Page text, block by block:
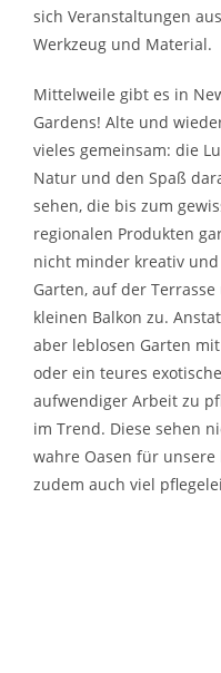
sich Veranstaltungen
Werkzeug und Material.
Mittelweile gibt es in
Gardens! Alte und
vieles gemeinsam: die
Natur und den Spaß
sehen, die bis zum
regionalen Produkten
nicht minder kreativ
Garten, auf der
kleinen Balkon zu.
aber leblosen Garten
oder ein teures
aufwendiger Arbeit zu
im Trend. Diese sehen
wahre Oasen für
zudem auch viel